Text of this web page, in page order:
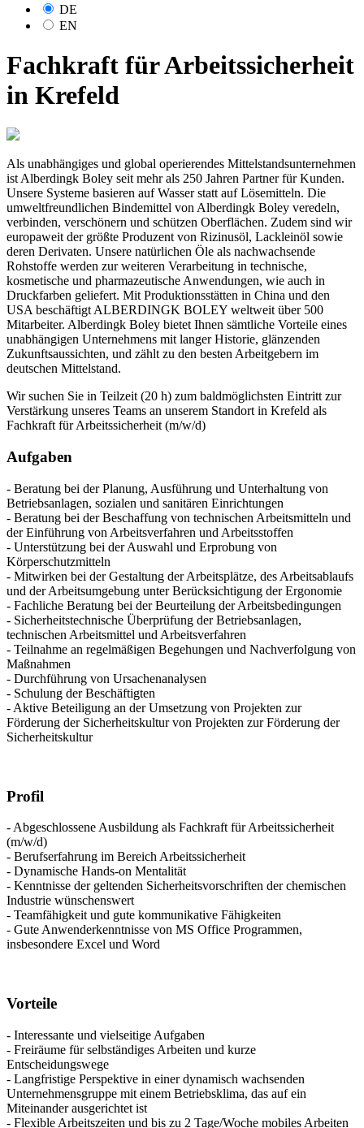
DE
EN
Fachkraft für Arbeitssicherheit
in Krefeld
Als unabhängiges und global operierendes Mittelstandsunternehmen
ist Alberdingk Boley seit mehr als 250 Jahren Partner für Kunden.
Unsere Systeme basieren auf Wasser statt auf Lösemitteln. Die
umweltfreundlichen Bindemittel von Alberdingk Boley veredeln,
verbinden, verschönern und schützen Oberflächen. Zudem sind wir
europaweit der größte Produzent von Rizinusöl, Lackleinöl sowie
deren Derivaten. Unsere natürlichen Öle als nachwachsende
Rohstoffe werden zur weiteren Verarbeitung in technische,
kosmetische und pharmazeutische Anwendungen, wie auch in
Druckfarben geliefert. Mit Produktionsstätten in China und den
USA beschäftigt ALBERDINGK BOLEY weltweit über 500
Mitarbeiter. Alberdingk Boley bietet Ihnen sämtliche Vorteile eines
unabhängigen Unternehmens mit langer Historie, glänzenden
Zukunftsaussichten, und zählt zu den besten Arbeitgebern im
deutschen Mittelstand.
Wir suchen Sie in Teilzeit (20 h) zum baldmöglichsten Eintritt zur
Verstärkung unseres Teams an unserem Standort in Krefeld als
Fachkraft für Arbeitssicherheit (m/w/d)
Aufgaben
- Beratung bei der Planung, Ausführung und Unterhaltung von
Betriebsanlagen, sozialen und sanitären Einrichtungen
- Beratung bei der Beschaffung von technischen Arbeitsmitteln und
der Einführung von Arbeitsverfahren und Arbeitsstoffen
- Unterstützung bei der Auswahl und Erprobung von
Körperschutzmitteln
- Mitwirken bei der Gestaltung der Arbeitsplätze, des Arbeitsablaufs
und der Arbeitsumgebung unter Berücksichtigung der Ergonomie
- Fachliche Beratung bei der Beurteilung der Arbeitsbedingungen
- Sicherheitstechnische Überprüfung der Betriebsanlagen,
technischen Arbeitsmittel und Arbeitsverfahren
- Teilnahme an regelmäßigen Begehungen und Nachverfolgung von
Maßnahmen
- Durchführung von Ursachenanalysen
- Schulung der Beschäftigten
- Aktive Beteiligung an der Umsetzung von Projekten zur
Förderung der Sicherheitskultur von Projekten zur Förderung der
Sicherheitskultur
Profil
- Abgeschlossene Ausbildung als Fachkraft für Arbeitssicherheit
(m/w/d)
- Berufserfahrung im Bereich Arbeitssicherheit
- Dynamische Hands-on Mentalität
- Kenntnisse der geltenden Sicherheitsvorschriften der chemischen
Industrie wünschenswert
- Teamfähigkeit und gute kommunikative Fähigkeiten
- Gute Anwenderkenntnisse von MS Office Programmen,
insbesondere Excel und Word
Vorteile
- Interessante und vielseitige Aufgaben
- Freiräume für selbständiges Arbeiten und kurze
Entscheidungswege
- Langfristige Perspektive in einer dynamisch wachsenden
Unternehmensgruppe mit einem Betriebsklima, das auf ein
Miteinander ausgerichtet ist
- Flexible Arbeitszeiten und bis zu 2 Tage/Woche mobiles Arbeiten